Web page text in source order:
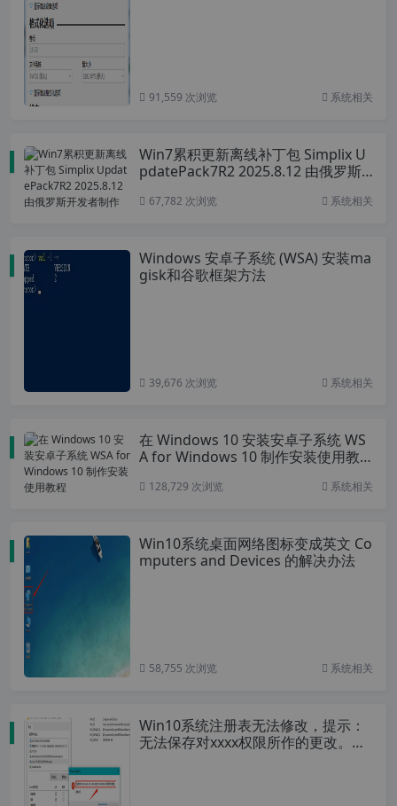
91,559 次浏览 系统相关
Win7累积更新离线补丁包 Simplix U
pdatePack7R2 2025.8.12 由俄罗斯
67,782 次浏览 系统相关
Windows 安卓子系统 (WSA) 安装ma
gisk和谷歌框架方法
39,676 次浏览 系统相关
在 Windows 10 安装安卓子系统 WS
A for Windows 10 制作安装使用教
128,729 次浏览 系统相关
Win10系统桌面网络图标变成英文 Co
mputers and Devices 的解决办法
58,755 次浏览 系统相关
Win10系统注册表无法修改，提示：
无法保存对xxxx权限所作的更改。拒